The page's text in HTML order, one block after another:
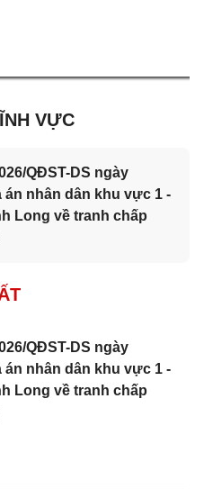
VỰC
QĐST-DS ngày
án nhân dân khu vực 1 -
Long về tranh chấp
QĐST-DS ngày
án nhân dân khu vực 1 -
Long về tranh chấp